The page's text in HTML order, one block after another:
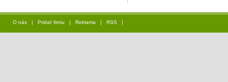
O nás | Pridať firmu | Reklama | RSS |